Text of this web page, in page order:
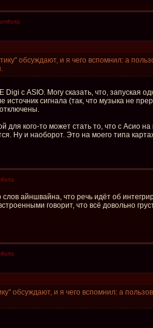
обсуждают, и я чего вспомнил: а
Digi с ASIO. Могу сказать, что,
источник сигнала (так, что музыка не
для кого-то может стать то, что с Асио
Ну и наоборот. Это на моего типа
слов айншвайна, что речь идёт об
говорит, что всё довольно
обсуждают, и я чего вспомнил: а